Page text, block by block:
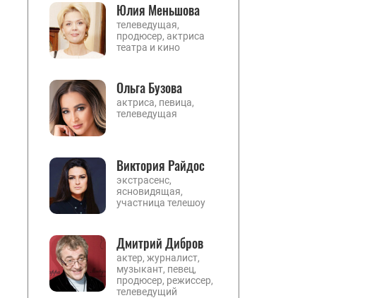
Юлия Меньшова
телеведущая,
продюсер, актриса
театра и кино
Ольга Бузова
актриса, певица,
телеведущая
Виктория Райдос
экстрасенс,
ясновидящая,
участница телешоу
Дмитрий Дибров
актер, журналист,
музыкант, певец,
продюсер, режиссер,
телеведущий